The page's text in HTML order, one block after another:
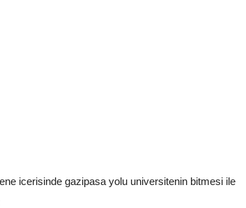
icerisinde gazipasa yolu universitenin bitmesi ile